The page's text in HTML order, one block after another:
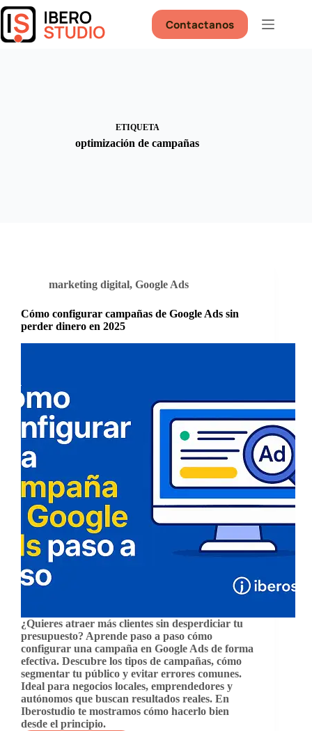
Saltar
al
contenido
Contactanos
ETIQUETA
optimización de campañas
marketing digital, Google Ads
Cómo configurar campañas de Google Ads sin
perder dinero en 2025
¿Quieres atraer más clientes sin desperdiciar tu
presupuesto? Aprende paso a paso cómo
configurar una campaña en Google Ads de forma
efectiva. Descubre los tipos de campañas, cómo
segmentar tu público y evitar errores comunes.
Ideal para negocios locales, emprendedores y
autónomos que buscan resultados reales. En
Iberostudio te mostramos cómo hacerlo bien
desde el principio.